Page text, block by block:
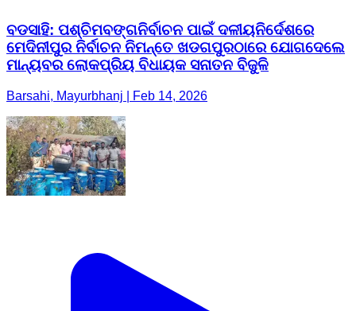
ବଡସାହି: ପଶ୍ଚିମବଙ୍ଗନିର୍ବାଚନ ପାଇଁ ଦଳୀୟନିର୍ଦେଶରେ
ମେଦିନୀପୁର ନିର୍ବାଚନ ନିମନ୍ତେ ଖଡଗପୁରଠାରେ ଯୋଗଦେଲେ
ମାନ୍ୟବର ଲୋକପ୍ରିୟ ବିଧାୟକ ସନାତନ ବିଜୁଳି
Barsahi, Mayurbhanj | Feb 14, 2026